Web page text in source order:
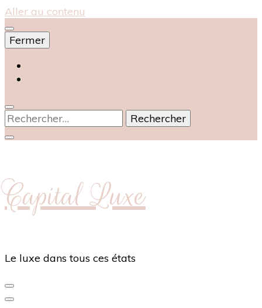
Aller au contenu
Fermer
Rechercher :
Capital Luxe
Le luxe dans tous ces états